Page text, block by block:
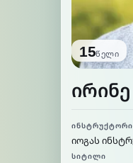
15წელი
იოგას
ᲡᲘᲢᲘᲚᲘ